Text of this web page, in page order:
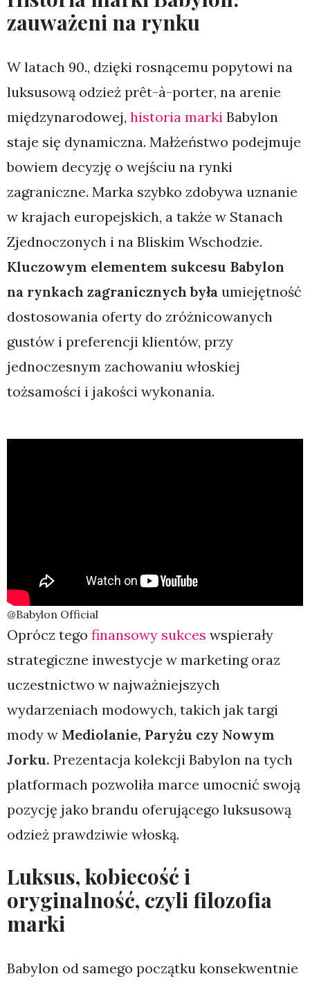
zauważeni na rynku
W latach 90., dzięki rosnącemu popytowi na
luksusową odzież prêt-à-porter, na arenie
międzynarodowej, historia marki Babylon
staje się dynamiczna. Małżeństwo podejmuje
bowiem decyzję o wejściu na rynki
zagraniczne. Marka szybko zdobywa uznanie
w krajach europejskich, a także w Stanach
Zjednoczonych i na Bliskim Wschodzie.
Kluczowym elementem sukcesu Babylon
na rynkach zagranicznych była umiejętność
dostosowania oferty do zróżnicowanych
gustów i preferencji klientów, przy
jednoczesnym zachowaniu włoskiej
tożsamości i jakości wykonania.
@Babylon Official
Oprócz tego finansowy sukces wspierały
strategiczne inwestycje w marketing oraz
uczestnictwo w najważniejszych
wydarzeniach modowych, takich jak targi
mody w Mediolanie, Paryżu czy Nowym
Jorku. Prezentacja kolekcji Babylon na tych
platformach pozwoliła marce umocnić swoją
pozycję jako brandu oferującego luksusową
odzież prawdziwie włoską.
Luksus, kobiecość i
oryginalność, czyli filozofia
marki
Babylon od samego początku konsekwentnie